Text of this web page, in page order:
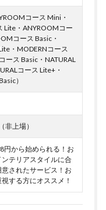
コース Mini・
Lite・ANYROOMコー
コース Basic・
・MODERNコース
ース Basic・NATURAL
コース Lite+・
）
非上場）
円から始められる！お
テリアスタイルに合
されたサービス！お
する方にオススメ！